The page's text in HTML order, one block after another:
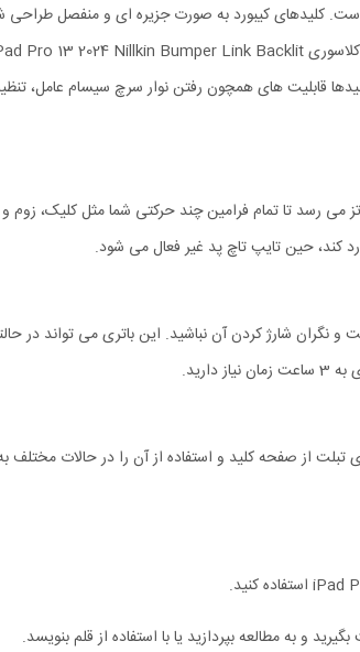
تاچ پد برای اتصال به آیپد پرو 13 از بلوتوث نسخه 3.0 بهره می برد که برد موثر آن 10 متر
قابلیت های همچون رفتن نوار سرچ سیسام عامل،
پردازنده دو هسته ای با حافظه چند کاناله پشتیبانی می شود. نرخ نمونه برداری آن به 120 هرتز
کند، حین تایپ تاچ پد غیر فعال می شود.
از صفحه کلید و استفاده از آن را در حالات مختلف
و به مطالعه بپردازید یا با استفاده از قلم بنویسد.